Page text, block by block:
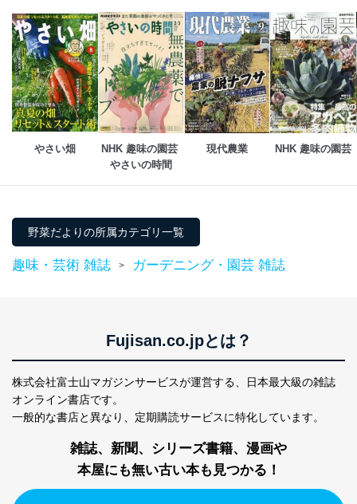
やさい畑
NHK 趣味の園芸
やさいの時間
現代農業 NHK 趣味の園芸
野菜だよりの所属カテゴリ一覧
趣味・芸術 雑誌 > ガーデニング・園芸 雑誌
Fujisan.co.jpとは？
株式会社富士山マガジンサービスが運営する、
日本最大級の雑誌
オンライン書店です。
一般的な書店と異なり、 定期購読サービスに特化しています。
雑誌、新聞、シリーズ書籍、漫画や
本屋にも無い古い本も見つかる！